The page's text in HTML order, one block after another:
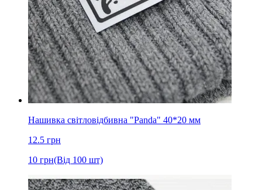
Нашивка світловідбивна "Panda" 40*20 мм
12.5 грн
10 грн(Від 100 шт)